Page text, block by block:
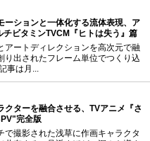
ーションと一体化する流体表現、ア
チビタミンTVCM『ヒトは失う』篇
アートディレクションを高次元で融
り出されたフレーム単位でつくり込
事は月...
クターを融合させる、TVアニメ『さ
完全版
で撮影された浅草に作画キャラクタ